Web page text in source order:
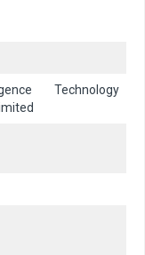
Technology